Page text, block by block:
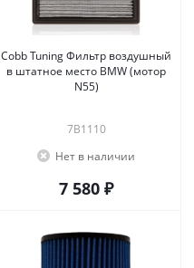
Cobb Tuning Фильтр воздушный
в штатное место BMW (мотор
N55)
7B1110
Нет в наличии
7 580 ₽